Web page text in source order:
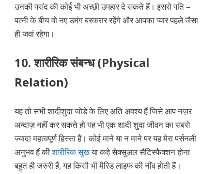
उनकी पसंद की कोई भी अच्छी उपहार दे सकते हैं। इससे पति –
पत्नी के बीच वो नए उमंग बरकरार रहेंगे और आपका प्यार पहले जैसा
ही जवां रहेगा।
10. शारीरिक संबन्ध (Physical
Relation)
यह तो सभी शादीशुदा जोड़े के लिए अति अवश्य हैं जिसे आप नज़र
अन्दाज़ नहीं कर सकते हो यह भी एक शादी शुदा जीवन का सबसे
ज्यादा महत्वपूर्ण हिस्सा हैं। कोई माने या न माने पर यह मेरा पर्सनली
अनुभव हैं कीशारीरिक सुखया कहे सेक्सुअल सैटिस्फैक्शन होना
बहुत ही जरुरी हैं, यह किसी भी मैरिड लाइफ की नींव होती हैं।